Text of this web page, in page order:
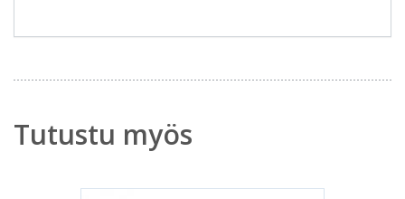
Tutustu myös